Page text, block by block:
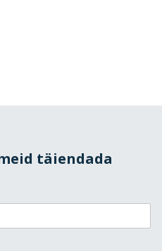
täiendada